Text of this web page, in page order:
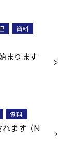
資料
まります
資料
ます（N